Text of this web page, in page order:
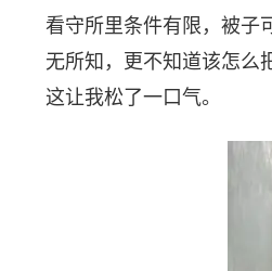
看守所里条件有限，被子
无所知，更不知道该怎么
这让我松了一口气。